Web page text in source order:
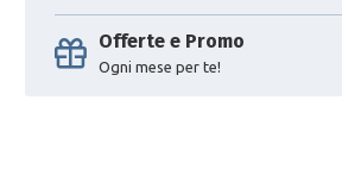
Offerte e Promo
Ogni mese per te!